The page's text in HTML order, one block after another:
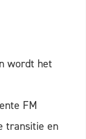
wordt het
FM
transitie en